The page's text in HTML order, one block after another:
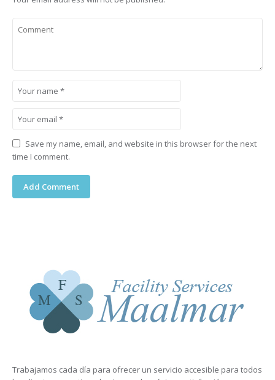
Save my name, email, and website in this browser for the next
time I comment.
los clientes garantizando siempre la máxima satisfacción.